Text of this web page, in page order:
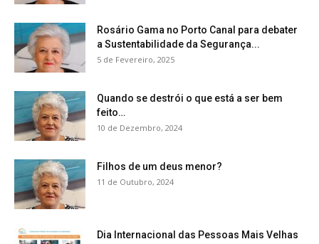
Rosário Gama no Porto Canal para debater
a Sustentabilidade da Segurança...
5 de Fevereiro, 2025
Quando se destrói o que está a ser bem
feito…
10 de Dezembro, 2024
Filhos de um deus menor?
11 de Outubro, 2024
Dia Internacional das Pessoas Mais Velhas